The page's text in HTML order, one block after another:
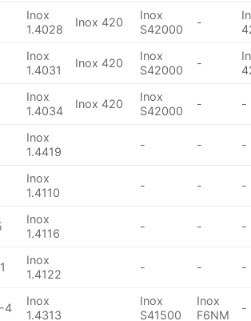
Inox
1.4028
Inox 420
Inox
S42000
-
Inox
1.4031
Inox 420
Inox
S42000
-
Inox
1.4034
Inox 420
Inox
S42000
- -
Inox
1.4419
- - -
Inox
1.4110
- - -
Inox
1.4116
- - -
Inox
1.4122
- - -
4
Inox
1.4313
Inox
S41500
Inox
F6NM
-